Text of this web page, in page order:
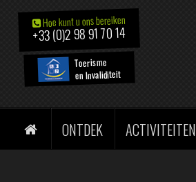
Hoe kunt u ons bereiken
+33 (0)2 98 91 70 14
Toerisme
en Invaliditeit
ONTDEK ACTIVITEITEN